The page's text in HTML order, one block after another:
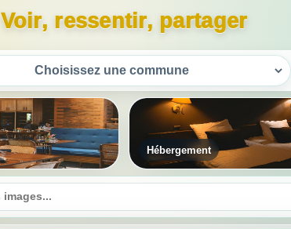
Voir, ressentir, partager
Route touristique